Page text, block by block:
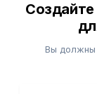
Создайте
Вы должны